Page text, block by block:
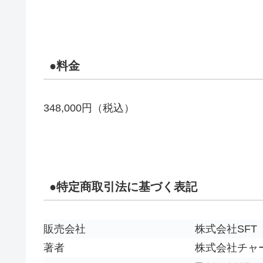
●料金
348,000円（税込）
●特定商取引法に基づく表記
販売会社
株式会社SFT
著者
株式会社チ